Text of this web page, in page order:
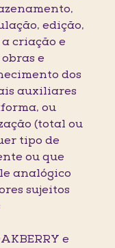
edição,
criação e
e
dos
auxiliares
ou
(total ou
tipo de
ou que
analógico
sujeitos
e